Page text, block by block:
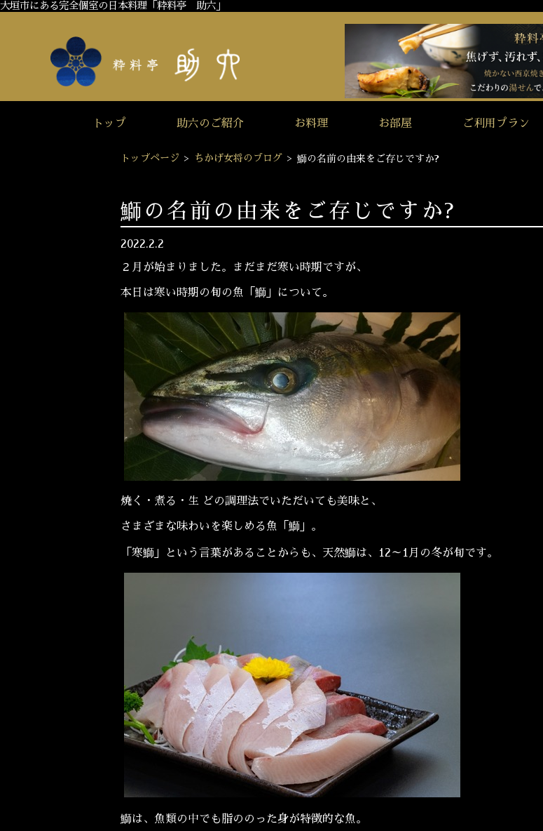
大垣市にある完全個室の日本料理「粋料亭 助六」
トップ 助六のご紹介 お料理 お部屋 ご利用プラン
トップページ > ちかげ女将のブログ > 鰤の名前の由来をご存じですか?
鰤の名前の由来をご存じですか?
2022.2.2
２月が始まりました。まだまだ寒い時期ですが、
本日は寒い時期の旬の魚「鰤」について。
焼く・煮る・生 どの調理法でいただいても美味と、
さまざまな味わいを楽しめる魚「鰤」。
「寒鰤」という言葉があることからも、天然鰤は、12～1月の冬が旬です。
鰤は、魚類の中でも脂ののった身が特徴的な魚。